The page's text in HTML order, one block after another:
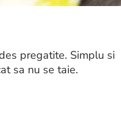
pregatite. Simplu si
sa nu se taie.